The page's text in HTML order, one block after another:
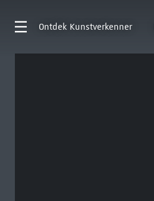
Ontdek Kunstverkenner